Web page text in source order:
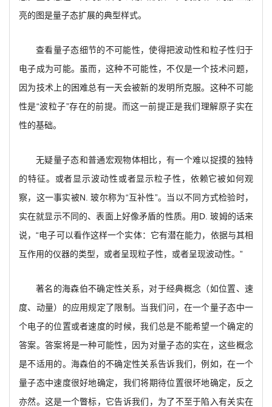
亮的图是量子态扩展的典型样式。
查看量子态细节的不可能性，使得把波动性和粒子性归于
电子成为可能。虽而，这种不可能性，不仅是一个技术问题，
因为技术上的困难总有一天会被新的发明所克服。这种不可能
性是“波粒子”存在的前提。而这一前提正是我们理解原子实在
性的基础。
无疑量子态和普通宏观物体相比，有一个难以捉摸的独特
的特征。或者显示波动性或者显示粒子性，依赖它被如何观
察，这一事实被N. 玻尔称为“互补性”。当以不同方式检验时，
实在就显示不同的、表面上好像矛盾的性质。用D. 玻姆的话来
说，“电子可以看作这样一个实体：它有潜在能力，依据与其相
互作用的仪器的类型，或者呈现粒子性，或者呈现波动性。”
著名的海森伯不确定性关系，对于经典概念（如位置、速
度、动量）的应用规定了限制。当我们问，在一个量子态中一
个电子的位置或者速度的时候，我们总是不能希望一个确定的
答案。答案将是一种可能性，因为对量子态的实在，这些概念
是不适用的。海森伯的不确定性关系告诉我们，例如，在一个
量子态中速度很好地确定，我们将期待位置很坏地确定，反之
亦然。这是一个瞥标，它告诉我们，为了不至于陷入有关实在